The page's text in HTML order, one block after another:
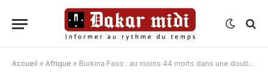
Accueil » Afrique » Burkina Faso : au moins 44 morts dans une double attaque à Seytenga